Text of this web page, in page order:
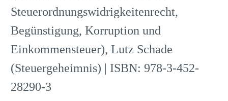
Steuerordnungswidrigkeitenrecht,
Begünstigung, Korruption und
Einkommensteuer), Lutz Schade
(Steuergeheimnis) | ISBN: 978-3-452-
28290-3